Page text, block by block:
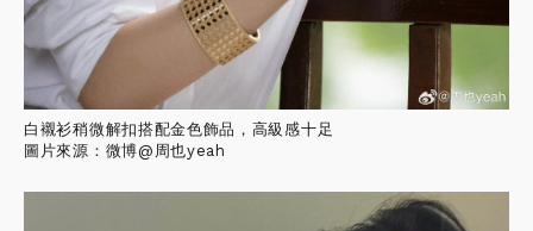
白襯衫稍微解扣搭配金色飾品，高級感十足
圖片來源：微博@周也yeah